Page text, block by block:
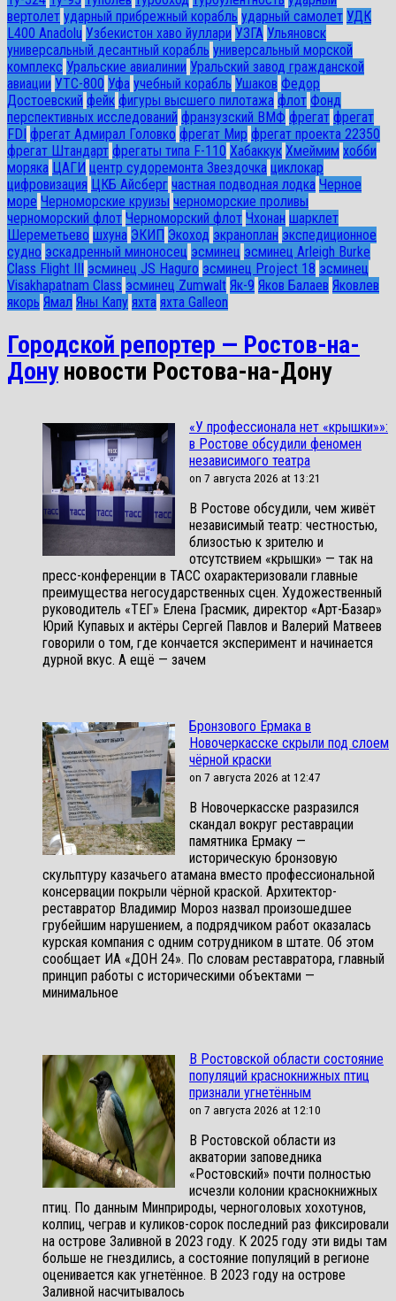
вертолет ударный прибрежный корабль ударный самолет УДК
L400 Anadolu Узбекистон хаво йуллари УЗГА Ульяновск
универсальный десантный корабль универсальный морской
комплекс Уральские авиалинии Уральский завод гражданской
авиации УТС-800 Уфа учебный корабль Ушаков Федор
Достоевский фейк фигуры высшего пилотажа флот Фонд
перспективных исследований франзузский ВМФ фрегат фрегат
FDI фрегат Адмирал Головко фрегат Мир фрегат проекта 22350
фрегат Штандарт фрегаты типа F-110 Хабаккук Хмеймим хобби
моряка ЦАГИ центр судоремонта Звездочка циклокар
цифровизация ЦКБ Айсберг частная подводная лодка Черное
море Черноморские круизы черноморские проливы
черноморский флот Черноморский флот Чхонан шарклет
Шереметьево шхуна ЭКИП Экоход экраноплан экспедиционное
судно эскадренный миноносец эсминец эсминец Arleigh Burke
Class Flight III
эсминец JS Haguro эсминец Project 18 эсминец
Visakhapatnam Class эсминец Zumwalt Як-9 Яков Балаев Яковлев
якорь Ямал Яны Капу яхта яхта Galleon
Городской репортер — Ростов-на-
Дону новости Ростова-на-Дону
«У профессионала нет «крышки»»:
в Ростове обсудили феномен
независимого театра
on 7 августа 2026 at 13:21
В Ростове обсудили, чем живёт
независимый театр: честностью,
близостью к зрителю и
отсутствием «крышки» — так на
пресс-конференции в ТАСС охарактеризовали главные
преимущества негосударственных сцен. Художественный
руководитель «ТЕГ» Елена Грасмик, директор «Арт-Базар»
Юрий Купавых и актёры Сергей Павлов и Валерий Матвеев
говорили о том, где кончается эксперимент и начинается
дурной вкус. А ещё — зачем
Бронзового Ермака в
Новочеркасске скрыли под слоем
чёрной краски
on 7 августа 2026 at 12:47
В Новочеркасске разразился
скандал вокруг реставрации
памятника Ермаку —
историческую бронзовую
скульптуру казачьего атамана вместо профессиональной
консервации покрыли чёрной краской. Архитектор-
реставратор Владимир Мороз назвал произошедшее
грубейшим нарушением, а подрядчиком работ оказалась
курская компания с одним сотрудником в штате. Об этом
сообщает ИА «ДОН 24». По словам реставратора, главный
принцип работы с историческими объектами —
минимальное
В Ростовской области состояние
популяций краснокнижных птиц
признали угнетённым
on 7 августа 2026 at 12:10
В Ростовской области из
акватории заповедника
«Ростовский» почти полностью
исчезли колонии краснокнижных
птиц. По данным Минприроды, черноголовых хохотунов,
колпиц, чеграв и куликов-сорок последний раз фиксировали
на острове Заливной в 2023 году. К 2025 году эти виды там
больше не гнездились, а состояние популяций в регионе
оценивается как угнетённое. В 2023 году на острове
Заливной насчитывалось